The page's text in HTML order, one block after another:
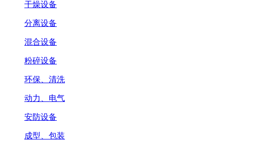
干燥设备
分离设备
混合设备
粉碎设备
环保、清洗
动力、电气
安防设备
成型、包装